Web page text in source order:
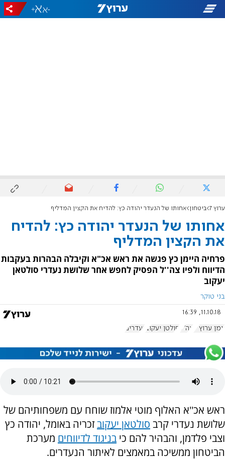
-
+
ערוץ 7 ביטחון אחותו של הנעדר יהודה כץ: להדיח את הקצין המדליף
אחותו של הנעדר יהודה כץ: להדיח
את הקצין המדליף
פרחיה היימן כץ פגשה את ראש אכ"א וקיבלה הבהרות בעקבות
הדיווח ולפיו צה''ל הפסיק לחפש אחר שלושת נעדרי סולטאן
יעקוב
בני טוקר
11.10.18, 16:39
יומן ערוץ 7 צה"ל סולטן יעקוב נעדרים
ראש אכ''א האלוף מוטי אלמוז שוחח עם משפחותיהם של
שלושת נעדרי קרב סולטאן יעקובזכריה באומל, יהודה כץ
וצבי פלדמן, והבהיר להם כי בניגוד לדיווחים מערכת
הביטחון ממשיכה במאמצים לאיתור הנעדרים.